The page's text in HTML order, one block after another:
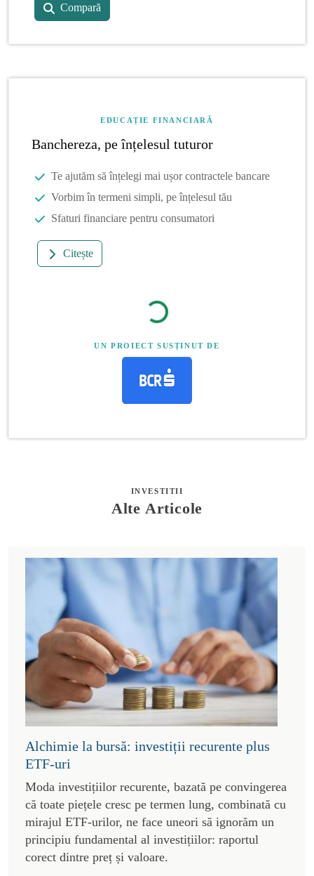
Compară
EDUCAȚIE FINANCIARĂ
Banchereza, pe înțelesul tuturor
Te ajutăm să înțelegi mai ușor contractele bancare
Vorbim în termeni simpli, pe înțelesul tău
Sfaturi financiare pentru consumatori
Citește
UN PROIECT SUSȚINUT DE
INVESTITII
Alte Articole
Alchimie la bursă: investiții recurente plus
ETF-uri
Moda investițiilor recurente, bazată pe convingerea
că toate piețele cresc pe termen lung, combinată cu
mirajul ETF-urilor, ne face uneori să ignorăm un
principiu fundamental al investițiilor: raportul
corect dintre preț și valoare.